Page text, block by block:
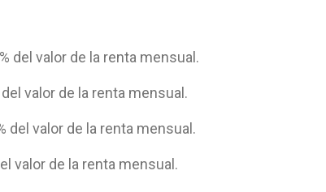
del valor de la renta mensual.
valor de la renta mensual.
del valor de la renta mensual.
valor de la renta mensual.